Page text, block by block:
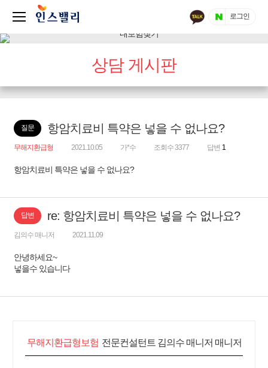
로그인
상담 게시판
질문 항암치료비 특약은 넣을 수 없나요?
무해지환급형 2021.10.05 가*수 조회수 3377 답변 1
항암치료비 특약은 넣을 수 없나요?
답변 re: 항암치료비 특약은 넣을 수 없나요?
김의수 매니저 2021.11.09
안녕하세요~
넣을수 있습니다
무해지환급형보험 전문컨설턴트 김의수 매니저 매니저